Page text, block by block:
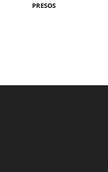
PRESOS